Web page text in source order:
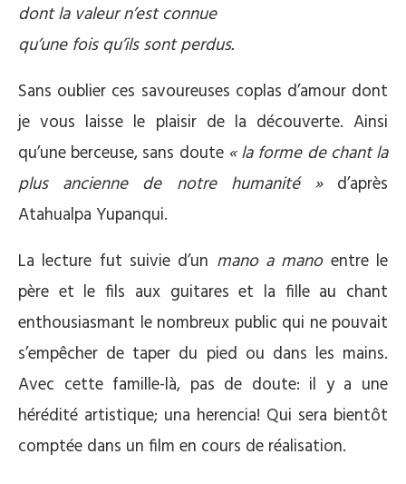
dont la valeur n’est connue
qu’une fois qu’ils sont perdus.
Sans oublier ces savoureuses coplas d’amour dont
je vous laisse le plaisir de la découverte. Ainsi
qu’une berceuse, sans doute « la forme de chant la
plus ancienne de notre humanité »d’après
Atahualpa Yupanqui.
La lecture fut suivie d’un mano a manoentre le
père et le fils aux guitares et la fille au chant
enthousiasmant le nombreux public qui ne pouvait
s’empêcher de taper du pied ou dans les mains.
Avec cette famille-là, pas de doute: il y a une
hérédité artistique; una herencia! Qui sera bientôt
comptée dans un film en cours de réalisation.